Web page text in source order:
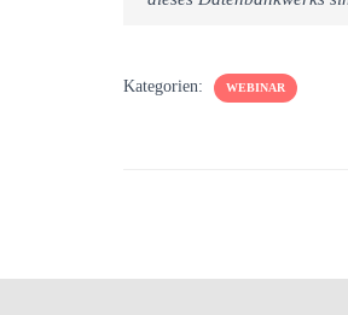
Kategorien: WEBINAR